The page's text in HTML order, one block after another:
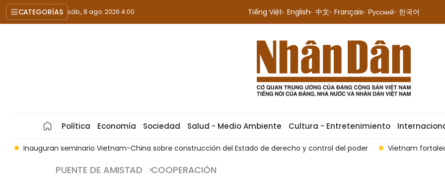
CATEGORÍAS sáb., 8 ago. 2026 4:00 Tiếng Việt English 中文 Français Русский 한국어
Política Economía Sociedad Salud - Medio Ambiente Cultura - Entretenimiento
Inauguran seminario Vietnam-China sobre construcción del Estado de derecho y control del poder Vietnam
PUENTE DE AMISTAD COOPERACIÓN